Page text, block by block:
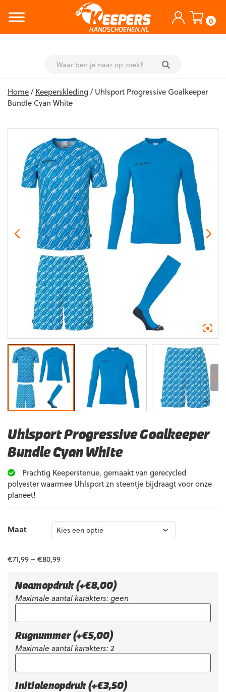
0
content
Home/Keeperskleding/ Uhlsport Progressive Goalkeeper
Bundle Cyan White
Uhlsport Progressive Goalkeeper
Bundle Cyan White
Prachtig Keeperstenue, gemaakt van gerecycled
polyester waarmee Uhlsport zn steentje bijdraagt voor onze
planeet!
Maat
€71,99–€80,99
Naamopdruk (+€8,00)
Maximale aantal karakters: geen
Rugnummer (+€5,00)
Maximale aantal karakters: 2
Initialenopdruk (+€3,50)